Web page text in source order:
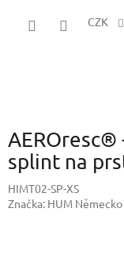
CZK
AEROresc®
splint na
HIMT02-SP-XS
Značka: HUM Německo